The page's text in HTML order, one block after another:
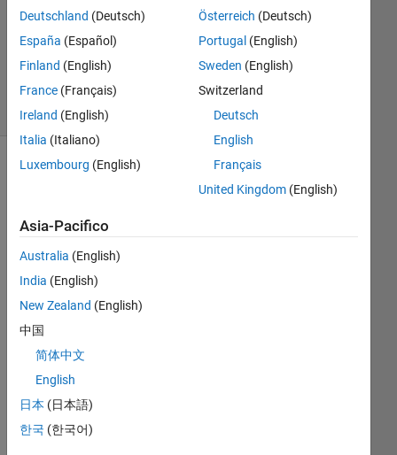
Aggiornato
27 Lug
2018
4
Visualizzazioni
(30 giorni)
Mostra
recenti
s://
ww
w.m
wor
ks.c
Deutschland (Deutsch)
España (Español)
Finland (English)
France (Français)
Ireland (English)
Italia (Italiano)
Luxembourg (English)
Österreich (Deutsch)
Portugal (English)
Sweden (English)
Switzerland
Deutsch
English
Français
United Kingdom(English)
Asia-Pacifico
Australia (English)
India (English)
New Zealand (English)
中国
简体中文
English
日本 (日本語)
한국 (한국어)